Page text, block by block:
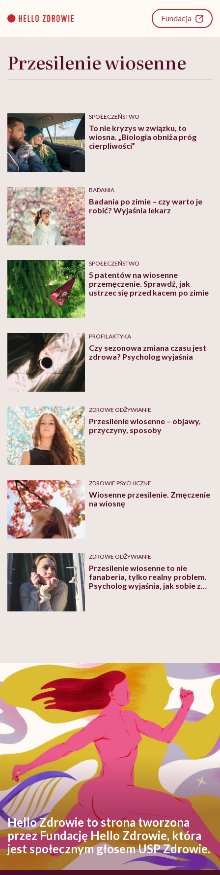
content
Fundacja
Przesilenie wiosenne
SPOŁECZEŃSTWO
To nie kryzys w związku, to
wiosna. „Biologia obniża próg
cierpliwości”
BADANIA
Badania po zimie – czy warto je
robić? Wyjaśnia lekarz
SPOŁECZEŃSTWO
5 patentów na wiosenne
przemęczenie. Sprawdź, jak
ustrzec się przed kacem po zimie
PROFILAKTYKA
Czy sezonowa zmiana czasu jest
zdrowa? Psycholog wyjaśnia
ZDROWE ODŻYWIANIE
Przesilenie wiosenne – objawy,
przyczyny, sposoby
ZDROWIE PSYCHICZNE
Wiosenne przesilenie. Zmęczenie
na wiosnę
ZDROWE ODŻYWIANIE
Przesilenie wiosenne to nie
fanaberia, tylko realny problem.
Psycholog wyjaśnia, jak sobie z
Hello Zdrowie to strona tworzona
przez Fundację Hello Zdrowie, która
jest społecznym głosem USP Zdrowie.